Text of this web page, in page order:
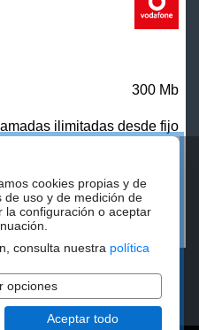
300 Mb
ilimitadas desde fijo
27,00 €/mes
cookies propias y de
de uso y de medición de
la configuración o aceptar
consulta nuestra política
opciones
Aceptar todo